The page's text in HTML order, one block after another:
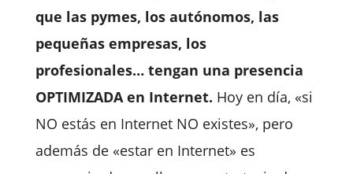
que las pymes, los autónomos, las
pequeñas empresas, los
profesionales… tengan una presencia
OPTIMIZADA en Internet. Hoy en día, «si
NO estás en Internet NO existes», pero
además de «estar en Internet» es